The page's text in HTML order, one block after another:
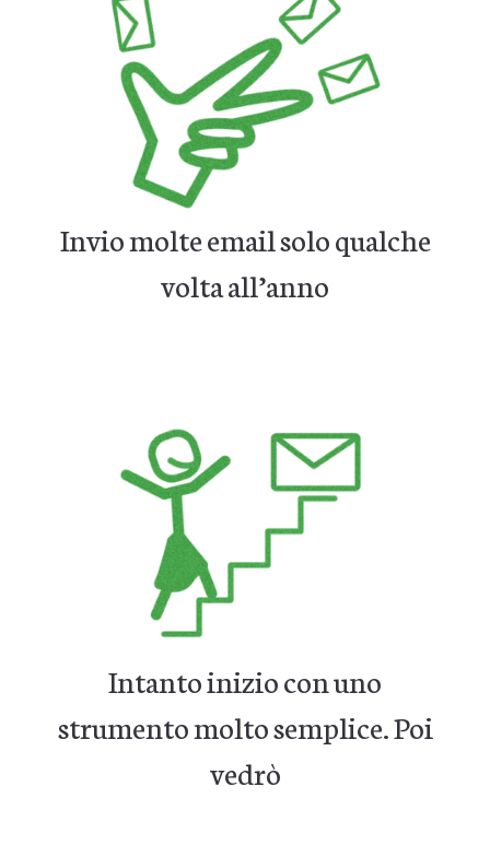
Invio molte email solo qualche
volta all’anno
Intanto inizio con uno
strumento molto semplice. Poi
vedrò